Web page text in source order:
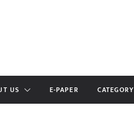
US E-PAPER CATEGORY